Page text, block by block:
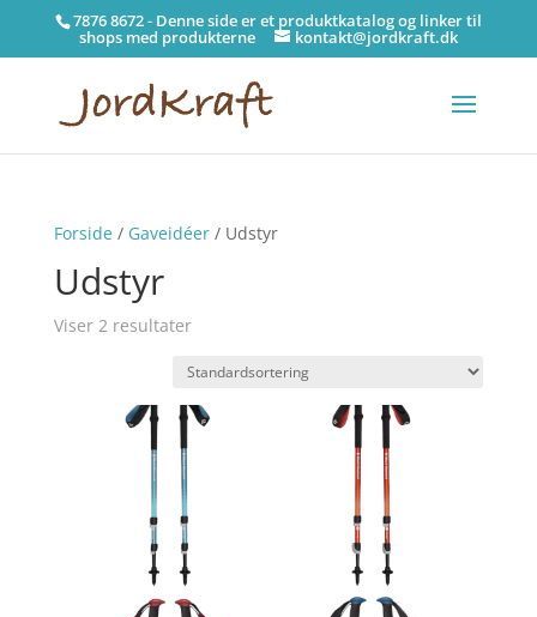
7876 8672 - Denne side er et produktkatalog og linker til
shops med produkterne kontakt@jordkraft.dk
Forside/ Gaveidéer/ Udstyr
Udstyr
Viser 2 resultater